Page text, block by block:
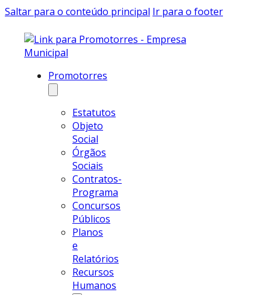
Saltar para o conteúdo principal Ir para o footer
Promotorres
Estatutos
Objeto
Social
Órgãos
Sociais
Contratos-
Programa
Concursos
Públicos
Planos
e
Relatórios
Recursos
Humanos